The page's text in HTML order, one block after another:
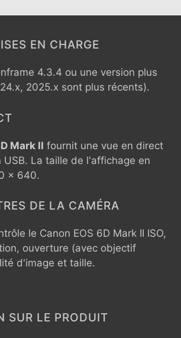
EN CHARGE
4.3.4 ou une version plus
2025.x sont plus récents).
Mark II fournit une vue en direct
USB. La taille de l'affichage en
x 640.
DE LA CAMÉRA
le Canon EOS 6D Mark II ISO,
ouverture (avec objectif
d'image et taille.
SUR LE PRODUIT